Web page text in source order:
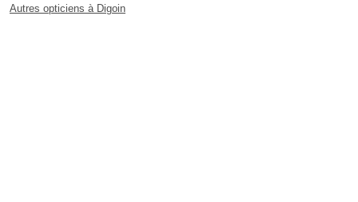
Autres opticiens à Digoin